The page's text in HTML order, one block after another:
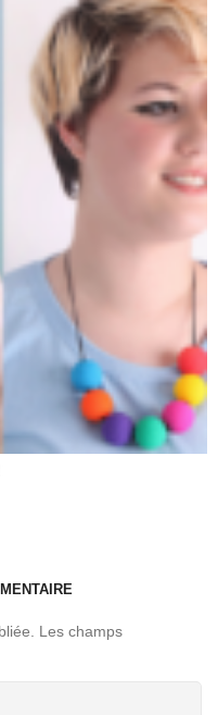
Les champs